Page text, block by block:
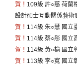
賀！ 109級 許○慈 荷蘭
設計碩士互動關係藝術
賀！ 1 14級 朱○慧 國立
賀！ 1 14級 蔡○彤 國立
賀！ 114級 黃○榆 國立
賀！ 113級 李○寬 國立